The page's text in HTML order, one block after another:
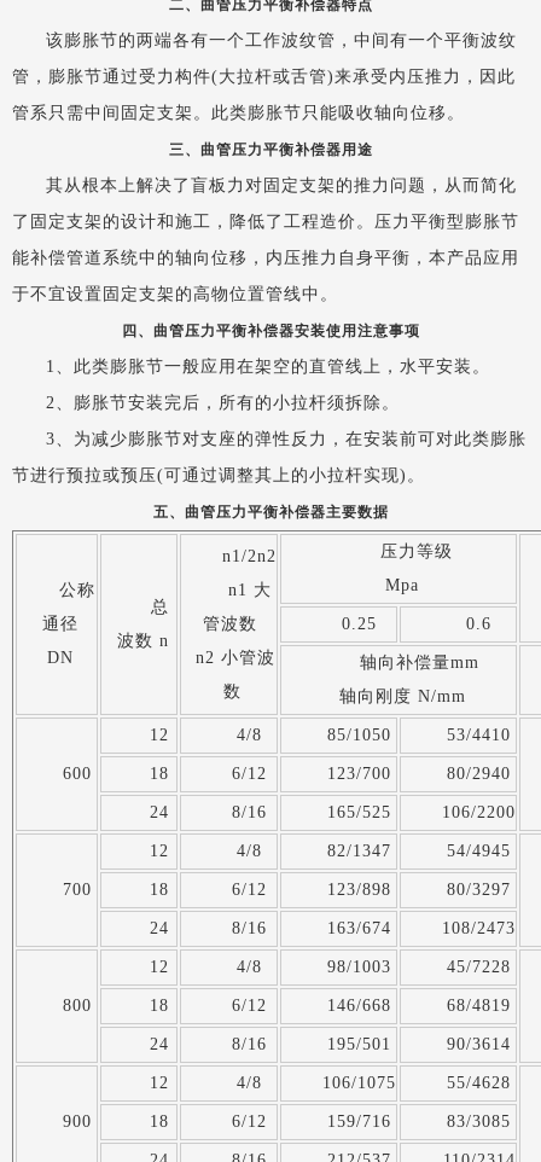
二、曲管压力平衡补偿器特点
该膨胀节的两端各有一个工作波纹管，中间有一个平衡波纹
管，膨胀节通过受力构件(大拉杆或舌管)来承受内压推力，因此
管系只需中间固定支架。此类膨胀节只能吸收轴向位移。
三、曲管压力平衡补偿器用途
其从根本上解决了盲板力对固定支架的推力问题，从而简化
了固定支架的设计和施工，降低了工程造价。压力平衡型膨胀节
能补偿管道系统中的轴向位移，内压推力自身平衡，本产品应用
于不宜设置固定支架的高物位置管线中。
四、曲管压力平衡补偿器安装使用注意事项
1、此类膨胀节一般应用在架空的直管线上，水平安装。
2、膨胀节安装完后，所有的小拉杆须拆除。
3、为减少膨胀节对支座的弹性反力，在安装前可对此类膨胀
节进行预拉或预压(可通过调整其上的小拉杆实现)。
五、曲管压力平衡补偿器主要数据
公称
通径
DN
总
波数 n
n1/2n2
n1 大
管波数
n2 小管波
数
压力等级
Mpa
0.25 0.6
轴向补偿量mm
轴向刚度 N/mm
600
12 4/8 85/1050 53/4410
18 6/12 123/700 80/2940
24 8/16 165/525 106/2200
700
12 4/8 82/1347 54/4945
18 6/12 123/898 80/3297
24 8/16 163/674 108/2473
800
12 4/8 98/1003 45/7228
18 6/12 146/668 68/4819
24 8/16 195/501 90/3614
900
12 4/8 106/1075 55/4628
18 6/12 159/716 83/3085